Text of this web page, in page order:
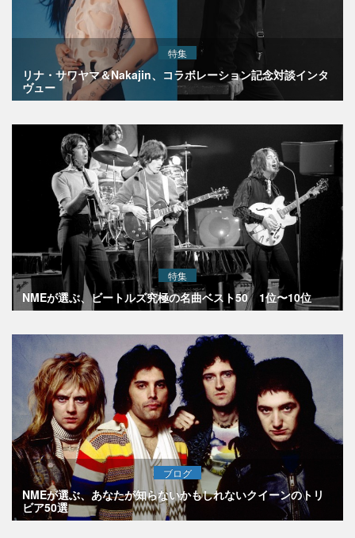
特集
リナ・サワヤマ＆Nakajin、コラボレーション記念対談インタ
ヴュー
特集
NMEが選ぶ、ビートルズ究極の名曲ベスト50 1位〜10位
ブログ
NMEが選ぶ、あなたが知らないかもしれないクイーンのトリ
ビア50選